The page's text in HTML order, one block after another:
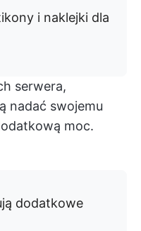
i naklejki dla
serwera,
nadać swojemu
moc.
dodatkowe